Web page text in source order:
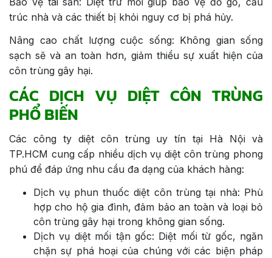
trúc nhà và các thiết bị khỏi nguy cơ bị phá hủy.
Nâng cao chất lượng cuộc sống: Không gian sống
sạch sẽ và an toàn hơn, giảm thiểu sự xuất hiện của
côn trùng gây hại.
CÁC DỊCH VỤ DIỆT CÔN TRÙNG
PHỔ BIẾN
Các công ty diệt côn trùng uy tín tại Hà Nội và
TP.HCM cung cấp nhiều dịch vụ diệt côn trùng phong
phú để đáp ứng nhu cầu đa dạng của khách hàng:
Dịch vụ phun thuốc diệt côn trùng tại nhà: Phù
hợp cho hộ gia đình, đảm bảo an toàn và loại bỏ
côn trùng gây hại trong không gian sống.
Dịch vụ diệt mối tận gốc: Diệt mối từ gốc, ngăn
chặn sự phá hoại của chúng với các biện pháp